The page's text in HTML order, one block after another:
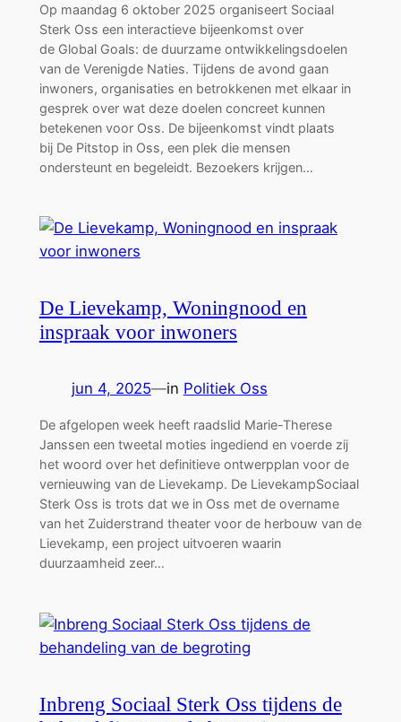
Op maandag 6 oktober 2025 organiseert Sociaal
Sterk Oss een interactieve bijeenkomst over
de Global Goals: de duurzame ontwikkelingsdoelen
van de Verenigde Naties. Tijdens de avond gaan
inwoners, organisaties en betrokkenen met elkaar in
gesprek over wat deze doelen concreet kunnen
betekenen voor Oss. De bijeenkomst vindt plaats
bij De Pitstop in Oss, een plek die mensen
ondersteunt en begeleidt. Bezoekers krijgen…
De Lievekamp, Woningnood en
inspraak voor inwoners
jun 4, 2025—in Politiek Oss
De afgelopen week heeft raadslid Marie-Therese
Janssen een tweetal moties ingediend en voerde zij
het woord over het definitieve ontwerpplan voor de
vernieuwing van de Lievekamp. De LievekampSociaal
Sterk Oss is trots dat we in Oss met de overname
van het Zuiderstrand theater voor de herbouw van de
Lievekamp, een project uitvoeren waarin
duurzaamheid zeer…
Inbreng Sociaal Sterk Oss tijdens de